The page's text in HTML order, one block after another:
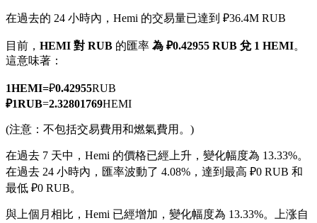
以數字貨幣為保證金的永續合約
TradFi
美股、外匯、貴金屬及大宗商品衍生性商品
在過去的 24 小時內，Hemi 的交易量已達到 ₽36.4M RUB
目前， HEMI 對 RUB 的匯率 為 ₽0.42955 RUB 兌 1 HEMI。
這意味著：
1HEMI=₽0.42955RUB
₽1RUB=2.32801769HEMI
(注意：不包括交易費用和燃氣費用。)
在過去 7 天中，Hemi 的價格已經上升，變化幅度為 13.33%。
在過去 24 小時內，匯率波動了 4.08%，達到最高 ₽0 RUB 和
最低 ₽0 RUB。
與上個月相比，Hemi 已經增加，變化幅度為 13.33%。上涨自